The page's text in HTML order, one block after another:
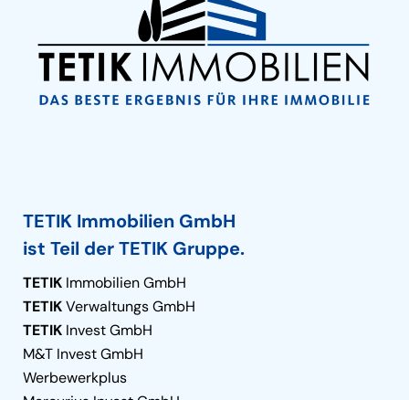
TETIK Immobilien GmbH
ist Teil der TETIK Gruppe.
TETIK Immobilien GmbH
TETIKVerwaltungs GmbH
TETIK Invest GmbH
M&T Invest GmbH
Werbewerkplus